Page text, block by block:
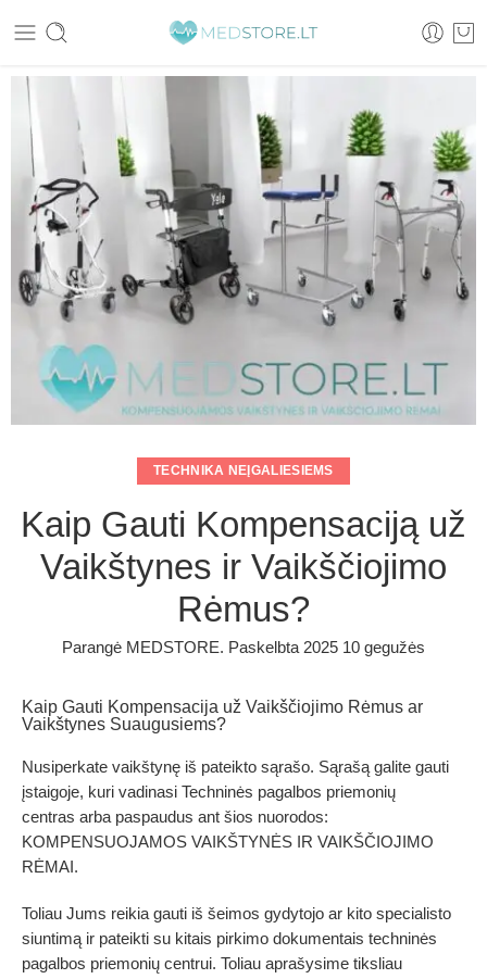
TECHNIKA NEĮGALIESIEMS
Kaip Gauti Kompensaciją už
Vaikštynes ir Vaikščiojimo
Rėmus?
Parangė MEDSTORE. Paskelbta 2025 10 gegužės
Kaip Gauti Kompensacija už Vaikščiojimo Rėmus ar
Vaikštynes Suaugusiems?
Nusiperkate vaikštynę iš pateikto sąrašo. Sąrašą galite gauti
įstaigoje, kuri vadinasi Techninės pagalbos priemonių
centras arba paspaudus ant šios nuorodos:
KOMPENSUOJAMOS VAIKŠTYNĖS IR VAIKŠČIOJIMO
RĖMAI .
Toliau Jums reikia gauti iš šeimos gydytojo ar kito specialisto
siuntimą ir pateikti su kitais pirkimo dokumentais techninės
pagalbos priemonių centrui. Toliau aprašysime tiksliau